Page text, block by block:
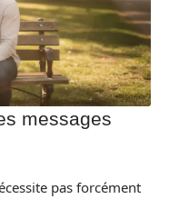
messages
pas forcément